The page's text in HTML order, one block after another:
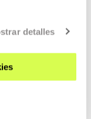
detalles